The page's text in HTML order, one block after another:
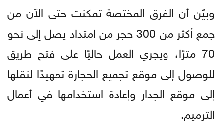
وبيّن أن الفرق المختصة تمكنت حتى الآن من
جمع أكثر من 300 حجر من امتداد يصل إلى نحو
70 مترًا، ويجري العمل حاليًا على فتح طريق
للوصول إلى موقع تجميع الحجارة تمهيدًا لنقلها
إلى موقع الجدار وإعادة استخدامها في أعمال
الترميم.